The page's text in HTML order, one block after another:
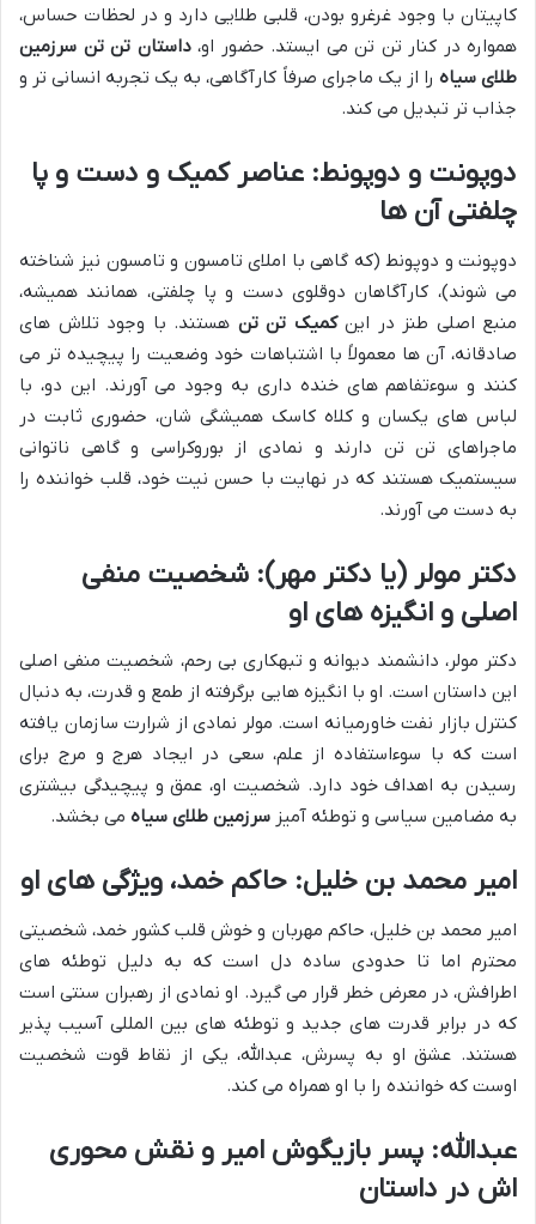
کاپیتان با وجود غرغرو بودن، قلبی طلایی دارد و در لحظات حساس،
همواره در کنار تن تن می ایستد. حضور او،داستان تن تن سرزمین
طلای سیاه را از یک ماجرای صرفاً کارآگاهی، به یک تجربه انسانی تر و
جذاب تر تبدیل می کند.
دوپونت و دوپونط: عناصر کمیک و دست و پا
چلفتی آن ها
دوپونت و دوپونط (که گاهی با املای تامسون و تامسون نیز شناخته
می شوند)، کارآگاهان دوقلوی دست و پا چلفتی، همانند همیشه،
منبع اصلی طنز در اینکمیک تن تن هستند. با وجود تلاش های
صادقانه، آن ها معمولاً با اشتباهات خود وضعیت را پیچیده تر می
کنند و سوءتفاهم های خنده داری به وجود می آورند. این دو، با
لباس های یکسان و کلاه کاسک همیشگی شان، حضوری ثابت در
ماجراهای تن تن دارند و نمادی از بوروکراسی و گاهی ناتوانی
سیستمیک هستند که در نهایت با حسن نیت خود، قلب خواننده را
به دست می آورند.
دکتر مولر (یا دکتر مهر): شخصیت منفی
اصلی و انگیزه های او
دکتر مولر، دانشمند دیوانه و تبهکاری بی رحم، شخصیت منفی اصلی
این داستان است. او با انگیزه هایی برگرفته از طمع و قدرت، به دنبال
کنترل بازار نفت خاورمیانه است. مولر نمادی از شرارت سازمان یافته
است که با سوءاستفاده از علم، سعی در ایجاد هرج و مرج برای
رسیدن به اهداف خود دارد. شخصیت او، عمق و پیچیدگی بیشتری
به مضامین سیاسی و توطئه آمیز سرزمین طلای سیاه می بخشد.
امیر محمد بن خلیل: حاکم خمد، ویژگی های او
امیر محمد بن خلیل، حاکم مهربان و خوش قلب کشور خمد، شخصیتی
محترم اما تا حدودی ساده دل است که به دلیل توطئه های
اطرافش، در معرض خطر قرار می گیرد. او نمادی از رهبران سنتی است
که در برابر قدرت های جدید و توطئه های بین المللی آسیب پذیر
هستند. عشق او به پسرش، عبدالله، یکی از نقاط قوت شخصیت
اوست که خواننده را با او همراه می کند.
عبدالله: پسر بازیگوش امیر و نقش محوری
اش در داستان